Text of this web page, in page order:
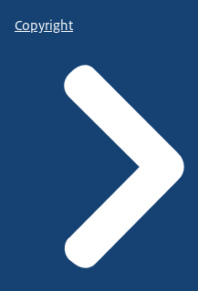
Copyright